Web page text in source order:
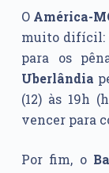
O América-
muito difícil:
para os
Uberlândia
(12) às 19h
vencer para
Por fim, o